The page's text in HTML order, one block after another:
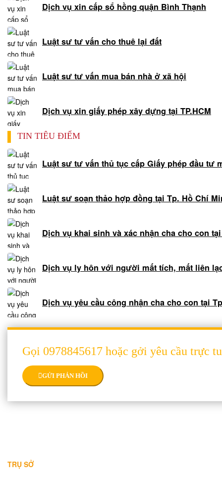
Dịch
vụ
chuyển
mục
đích
quyền
sử
dụng
đất
Dịch
vụ
tách
thửa
nhà
đất
Dịch
vụ
xin
giấy
phép
xây
dựng
nhà
Dịch
vụ
hoàn
công
tế
hiểm
Dịch vụ xin cấp sổ hồng quận Bình Thạnh
Luật sư tư vấn cho thuê lại đất
Luật sư tư vấn mua bán nhà ở xã hội
Dịch vụ xin giấy phép xây dựng tại TP.HCM
TIN TIÊU ĐIỂM
Luật sư tư vấn thủ tục cấp Giấy phép đầu tư
Luật sư soạn thảo hợp đồng tại Tp. Hồ Chí
Dịch vụ khai sinh và xác nhận cha cho con
Dịch vụ ly hôn với người mất tích, mất liên
Dịch vụ yêu cầu công nhận cha cho con tại
Gọi 0978845617 hoặc gởi yêu cầu trực
GỬI PHẢN HỒI
TRỤ SỞ